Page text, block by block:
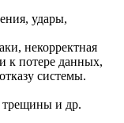
удары,
некорректная
к потере данных,
системы.
и др.